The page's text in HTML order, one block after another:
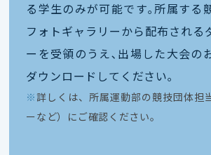
る学生のみが可能です｡所属する
フォトギャラリーから配布される
ーを受領のうえ､出場した大会の
ダウンロードしてください｡
※ 詳しくは、所属運動部の競技団体担
ーなど）にご確認ください。